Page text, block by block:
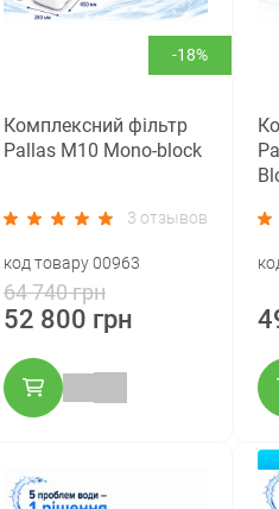
-18%
Комплексний фільтр
Pallas M10 Mono-block
3 отзывов
код товару 00963
64 740 грн
52 800 грн